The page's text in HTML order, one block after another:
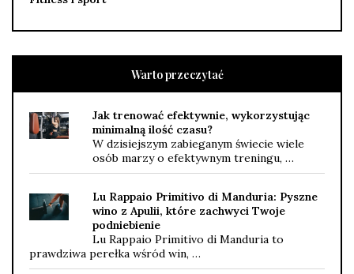
Warto przeczytać
Jak trenować efektywnie, wykorzystując
minimalną ilość czasu?
W dzisiejszym zabieganym świecie wiele
osób marzy o efektywnym treningu, …
Lu Rappaio Primitivo di Manduria: Pyszne
wino z Apulii, które zachwyci Twoje
podniebienie
Lu Rappaio Primitivo di Manduria to
prawdziwa perełka wśród win, …